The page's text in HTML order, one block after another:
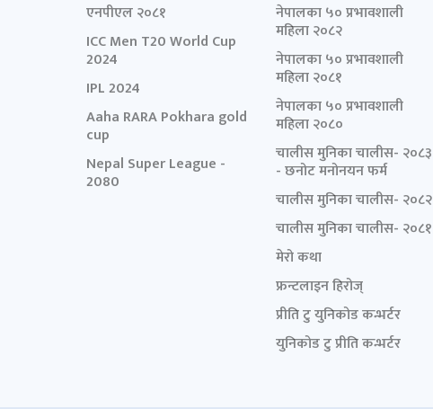
एनपीएल २०८१
ICC Men T20 World Cup
2024
IPL 2024
Aaha RARA Pokhara gold
cup
Nepal Super League -
2080
नेपालका ५० प्रभावशाली
महिला २०८२
नेपालका ५० प्रभावशाली
महिला २०८१
नेपालका ५० प्रभावशाली
महिला २०८०
चालीस मुनिका चालीस- २०८३
- छनोट मनोनयन फर्म
चालीस मुनिका चालीस- २०८२
चालीस मुनिका चालीस- २०८१
मेरो कथा
फ्रन्टलाइन हिरोज्
प्रीति टु युनिकोड कन्भर्टर
युनिकोड टु प्रीति कन्भर्टर